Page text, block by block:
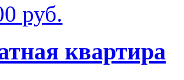
руб.
квартира